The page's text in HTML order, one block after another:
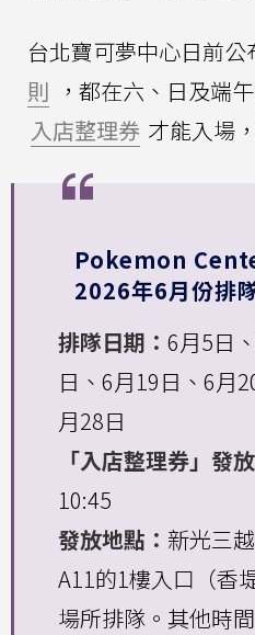
台北寶可夢中心日前
則 ，都在六、日及端
入店整理券 才能入場
Pokemon
2026年6月份排
排隊日期： 6月5日
日、6月19日、6月
月28日
「入店整理券」發
10:45
發放地點： 新光三
A11的1樓入口（香
場所排隊。其他時